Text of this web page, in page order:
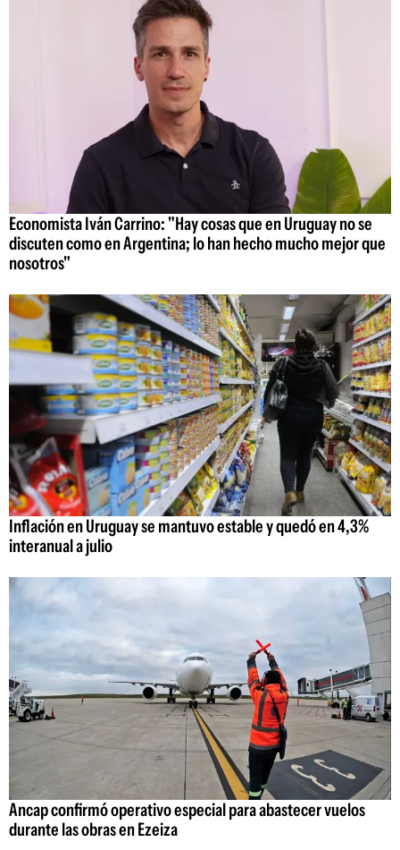
Economista Iván Carrino: "Hay cosas que en Uruguay no se
discuten como en Argentina; lo han hecho mucho mejor que
nosotros"
Inflación en Uruguay se mantuvo estable y quedó en 4,3%
interanual a julio
Ancap confirmó operativo especial para abastecer vuelos
durante las obras en Ezeiza